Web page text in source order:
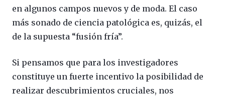
en algunos campos nuevos y de moda. El caso
más sonado de ciencia patológica es, quizás, el
de la supuesta “fusión fría”.
Si pensamos que para los investigadores
constituye un fuerte incentivo la posibilidad de
realizar descubrimientos cruciales, nos